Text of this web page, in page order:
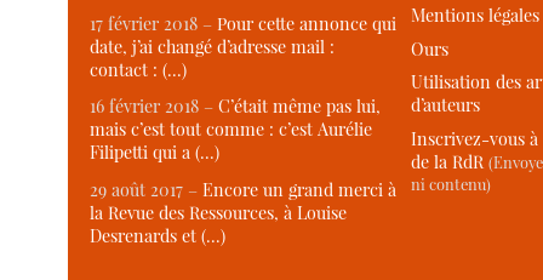
17 février 2018 –Pour cette annonce qui
date, j’ai changé d’adresse mail :
contact : (…)
16 février 2018 –C’était même pas lui,
mais c’est tout comme : c’est Aurélie
Filipetti qui a (…)
29 août 2017 –Encore un grand merci à
la Revue des Ressources, à Louise
Desrenards et (…)
Mentions légales
Ours
Utilisation des
d’auteurs
Inscrivez-vous
de la RdR
ni contenu)